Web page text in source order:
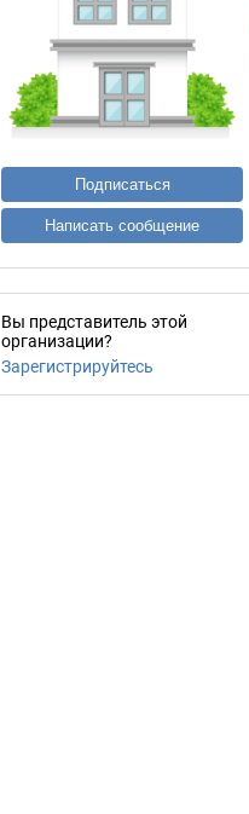
Подписаться
Написать сообщение
Вы представитель этой
организации?
Зарегистрируйтесь